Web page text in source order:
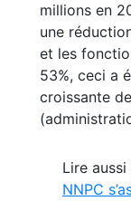
millions en
une
et les
53%, ceci a
croissante
Lire aussi
NNPC